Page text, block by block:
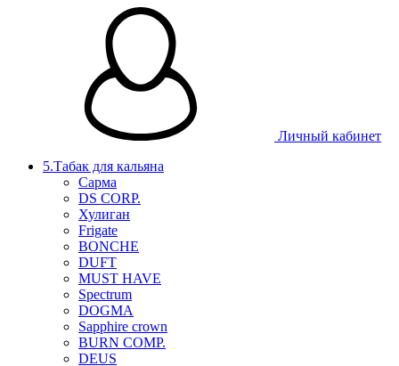
Личный кабинет
5.Табак для кальяна
Сарма
DS CORP.
Хулиган
Frigate
BONCHE
DUFT
MUST HAVE
Spectrum
DOGMA
Sapphire crown
BURN COMP.
DEUS